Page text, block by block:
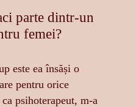
parte dintr-un
femei?
este ea însăși o
pentru orice
psihoterapeut, m-a